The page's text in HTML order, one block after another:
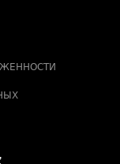
подряда в
поставки в
нарушения
2025